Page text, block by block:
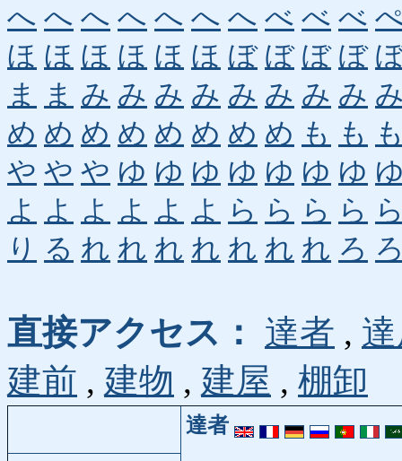
へ へ へ へ へ へ へ べ べ べ
ほ ほ ほ ほ ほ ほ ぼ ぼ ぼ ぼ
ま
ま み み み み み み み み
め め め め め め め め も も
や や や ゆ ゆ ゆ ゆ ゆ ゆ ゆ
よ よ よ よ よ よ ら ら ら ら
り る れ れ れ れ れ れ れ ろ
直接アクセス： 達者 ,
建前 , 建物 , 建屋 , 棚卸
達者